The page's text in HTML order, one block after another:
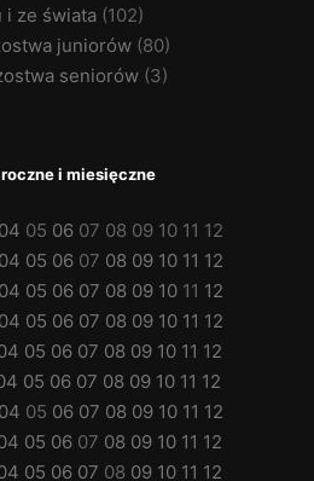
i ze świata(102)
juniorów(80)
seniorów(3)
i miesięczne
04 05 06 07 08 09 10 11 12
04 05 06 07 08 09 10 11 12
04 05 06 07 08 09 10 11 12
04 05 06 07 08 09 10 11 12
05 06 07 08 09 10 11 12
05 06 07 08 09 10 11 12
04 05 06 07 08 09 10 11 12
05 06 07 08 09 10 11 12
05 06 07 08 09 10 11 12